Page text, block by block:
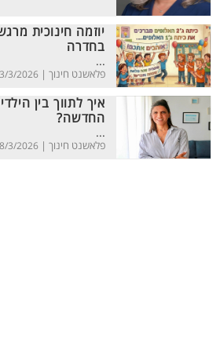
יוזמה חינוכית
בחדרה
...
פלאשנט חינוך | 3/2026
איך לתווך בין
החדשה?
...
פלאשנט חינוך | 8/3/2026